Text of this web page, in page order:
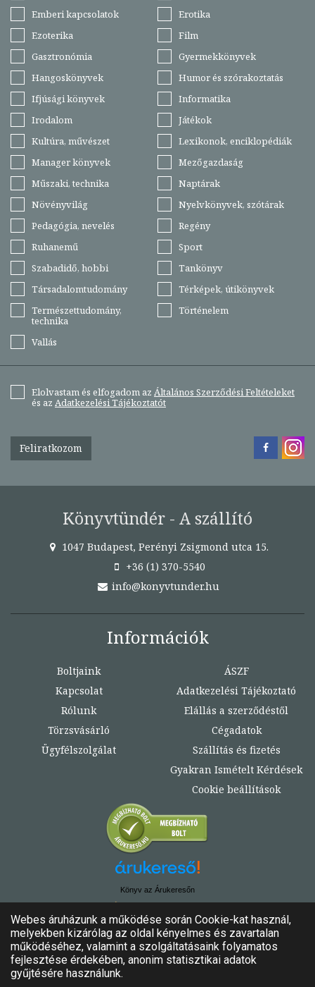
Emberi kapcsolatok
Erotika
Ezoterika
Film
Gasztronómia
Gyermekkönyvek
Hangoskönyvek
Humor és szórakoztatás
Ifjúsági könyvek
Informatika
Irodalom
Játékok
Kultúra, művészet
Lexikonok, enciklopédiák
Manager könyvek
Mezőgazdaság
Műszaki, technika
Naptárak
Növényvilág
Nyelvkönyvek, szótárak
Pedagógia, nevelés
Regény
Ruhanemű
Sport
Szabadidő, hobbi
Tankönyv
Társadalomtudomány
Térképek, útikönyvek
Természettudomány,
technika
Történelem
Vallás
Elolvastam és elfogadom az Általános Szerződési Feltételeket
és az Adatkezelési Tájékoztatót
Feliratkozom
Könyvtündér - A szállító
1047 Budapest, Perényi Zsigmond utca 15.
+36 (1) 370-5540
info@konyvtunder.hu
Információk
Boltjaink
Kapcsolat
Rólunk
Törzsvásárló
Ügyfélszolgálat
ÁSZF
Adatkezelési Tájékoztató
Elállás a szerződéstől
Cégadatok
Szállítás és fizetés
Gyakran Ismételt Kérdések
Cookie beállítások
Könyv az Árukeresőn